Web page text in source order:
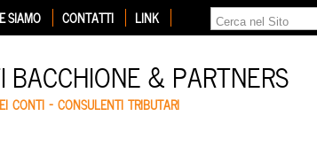
SIAMO CONTATTI LINK
BACCHIONE & PARTNERS
CONTI – CONSULENTI TRIBUTARI